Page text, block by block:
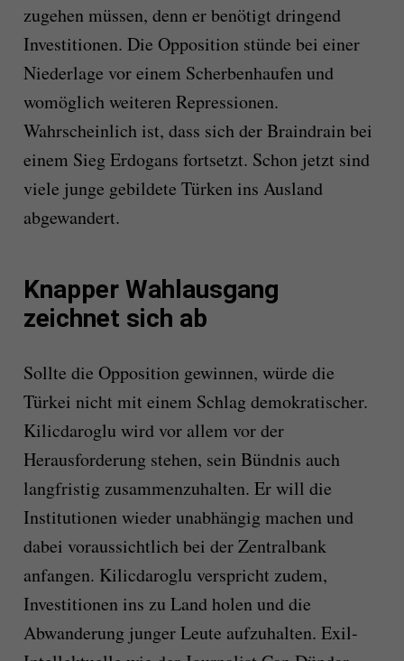
zugehen müssen, denn er benötigt dringend
Investitionen. Die Opposition stünde bei einer
Niederlage vor einem Scherbenhaufen und
womöglich weiteren Repressionen.
Wahrscheinlich ist, dass sich der Braindrain bei
einem Sieg Erdogans fortsetzt. Schon jetzt sind
viele junge gebildete Türken ins Ausland
abgewandert.
Knapper Wahlausgang
zeichnet sich ab
Sollte die Opposition gewinnen, würde die
Türkei nicht mit einem Schlag demokratischer.
Kilicdaroglu wird vor allem vor der
Herausforderung stehen, sein Bündnis auch
langfristig zusammenzuhalten. Er will die
Institutionen wieder unabhängig machen und
dabei voraussichtlich bei der Zentralbank
anfangen. Kilicdaroglu verspricht zudem,
Investitionen ins zu Land holen und die
Abwanderung junger Leute aufzuhalten. Exil-